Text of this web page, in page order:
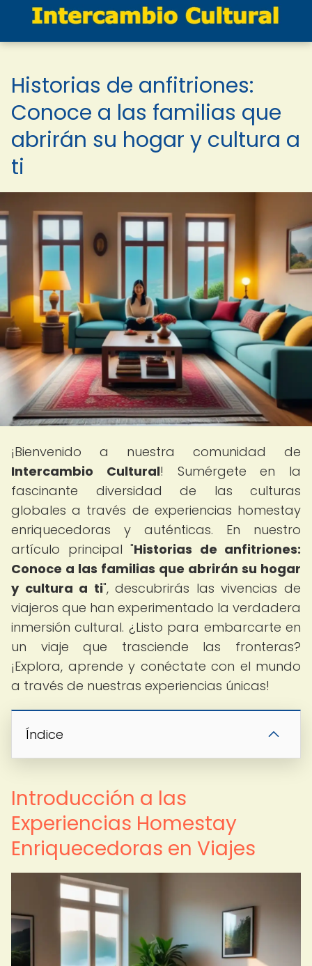
Historias de anfitriones:
Conoce a las familias que
abrirán su hogar y cultura a
ti
¡Bienvenido a nuestra comunidad de
Intercambio Cultural! Sumérgete en la
fascinante diversidad de las culturas
globales a través de experiencias homestay
enriquecedoras y auténticas. En nuestro
artículo principal "Historias de anfitriones:
Conoce a las familias que abrirán su hogar
y cultura a ti", descubrirás las vivencias de
viajeros que han experimentado la verdadera
inmersión cultural. ¿Listo para embarcarte en
un viaje que trasciende las fronteras?
¡Explora, aprende y conéctate con el mundo
a través de nuestras experiencias únicas!
Índice
Introducción a las
Experiencias Homestay
Enriquecedoras en Viajes